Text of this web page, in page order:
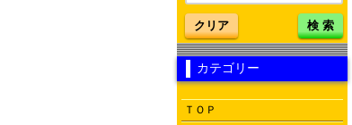
クリア 検 索
カテゴリー
ＴＯＰ